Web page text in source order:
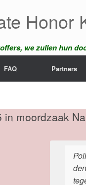
Honor
we zullen hun
FAQ Partners
moordzaak